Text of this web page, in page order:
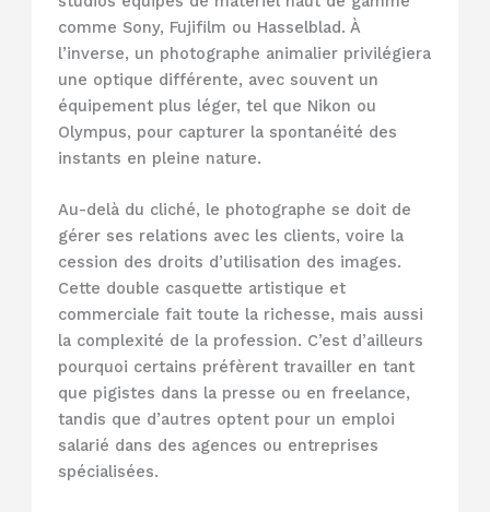
comme Sony, Fujifilm ou Hasselblad. À
l’inverse, un photographe animalier privilégiera
une optique différente, avec souvent un
équipement plus léger, tel que Nikon ou
Olympus, pour capturer la spontanéité des
instants en pleine nature.
Au-delà du cliché, le photographe se doit de
gérer ses relations avec les clients, voire la
cession des droits d’utilisation des images.
Cette double casquette artistique et
commerciale fait toute la richesse, mais aussi
la complexité de la profession. C’est d’ailleurs
pourquoi certains préfèrent travailler en tant
que pigistes dans la presse ou en freelance,
tandis que d’autres optent pour un emploi
salarié dans des agences ou entreprises
spécialisées.